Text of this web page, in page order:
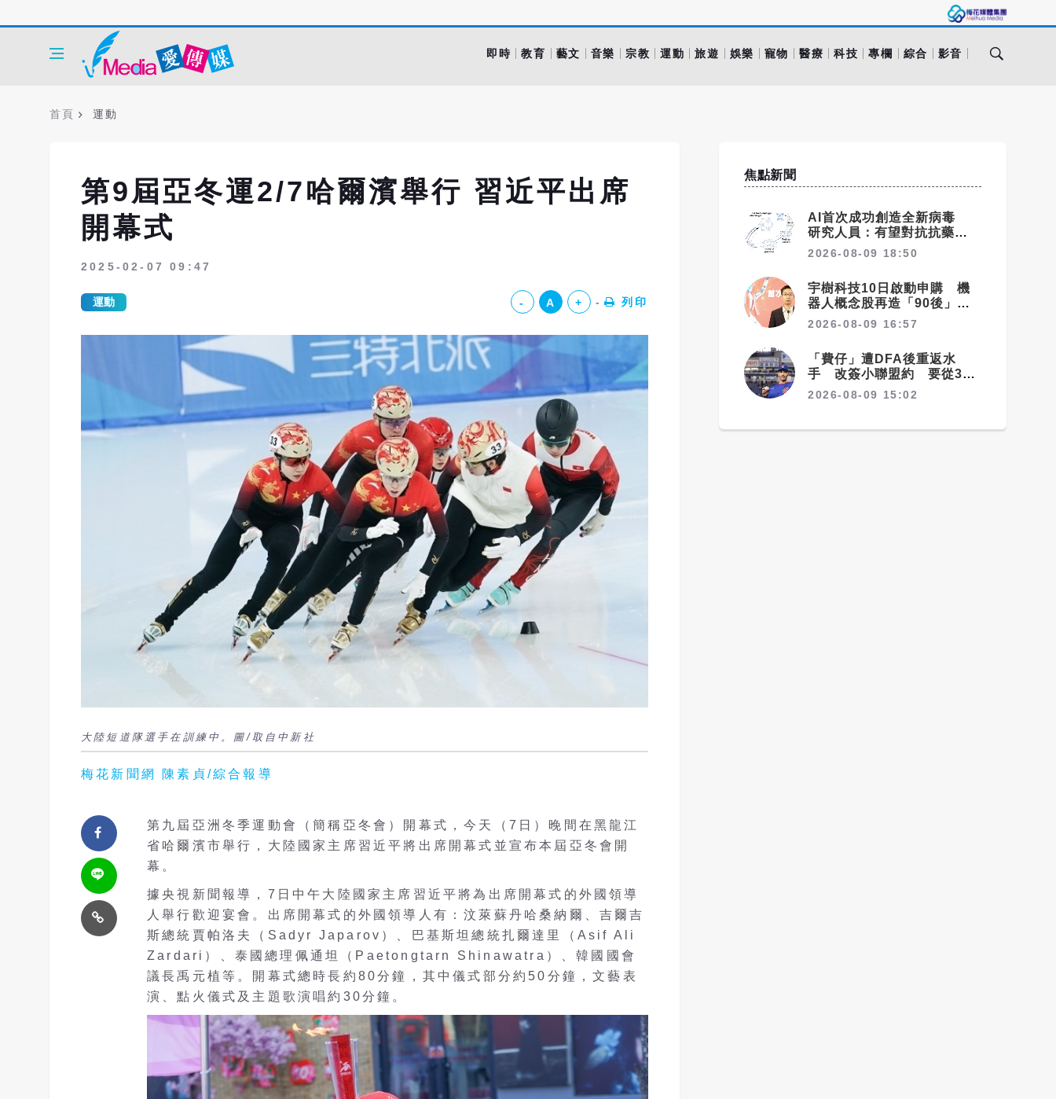
即時 教育 藝文 音樂 宗教 運動 旅遊 娛樂 寵物 醫療 科技 專欄 綜合 影音
首頁 運動
第9屆亞冬運2/7哈爾濱舉行 習近平出席
開幕式
2025-02-07 09:47
運動 - A + 列印
大陸短道隊選手在訓練中。圖/取自中新社
梅花新聞網 陳素貞/綜合報導
第九屆亞洲冬季運動會（簡稱亞冬會）開幕式，今天（7日）晚間在黑龍江
省哈爾濱市舉行，大陸國家主席習近平將出席開幕式並宣布本屆亞冬會開
幕。
據央視新聞報導，7日中午大陸國家主席習近平將為出席開幕式的外國領導
人舉行歡迎宴會。出席開幕式的外國領導人有：汶萊蘇丹哈桑納爾、吉爾吉
斯總統賈帕洛夫（Sadyr Japarov）、巴基斯坦總統扎爾達里（Asif Ali
Zardari）、泰國總理佩通坦（Paetongtarn Shinawatra）、韓國國會
議長禹元植等。開幕式總時長約80分鐘，其中儀式部分約50分鐘，文藝表
演、點火儀式及主題歌演唱約30分鐘。
焦點新聞
AI首次成功創造全新病毒
研究人員：有望對抗抗藥性細
菌
2026-08-09 18:50
宇樹科技10日啟動申購 機
器人概念股再造「90後」富
翁群
2026-08-09 16:57
「費仔」遭DFA後重返水
手 改簽小聯盟約 要從3A
拚回大聯盟
2026-08-09 15:02